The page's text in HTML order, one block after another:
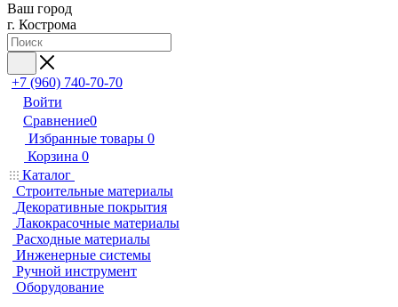
Ваш город
г. Кострома
+7 (960) 740-70-70
Войти
Сравнение0
Избранные товары 0
Корзина 0
Каталог
Строительные материалы
Декоративные покрытия
Лакокрасочные материалы
Расходные материалы
Инженерные системы
Ручной инструмент
Оборудование